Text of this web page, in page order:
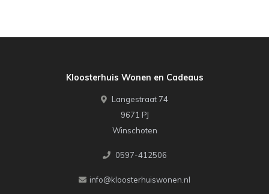
Kloosterhuis Wonen en Cadeaus
Langestraat 74
9671 PJ
Winschoten
0597-412506
info@kloosterhuiswonen.nl